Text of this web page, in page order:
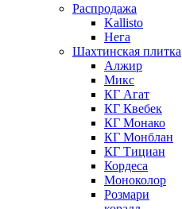
Распродажа
Kallisto
Нега
Шахтинская плитка
Алжир
Микс
КГ Агат
КГ Квебек
КГ Монако
КГ Монблан
КГ Тициан
Кордеса
Моноколор
Розмари